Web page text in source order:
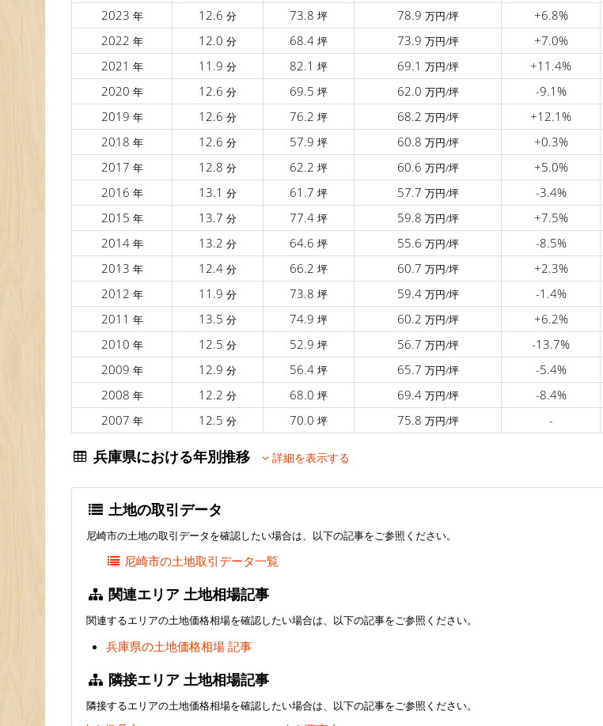
2023 年 12.6 分 73.8 坪 78.9 万円/坪 +6.8%
2022 年 12.0 分 68.4 坪 73.9 万円/坪 +7.0%
2021 年 11.9 分 82.1 坪 69.1 万円/坪 +11.4%
2020 年 12.6 分 69.5 坪 62.0 万円/坪 -9.1%
2019 年 12.6 分 76.2 坪 68.2 万円/坪 +12.1%
2018 年 12.6 分 57.9 坪 60.8 万円/坪 +0.3%
2017 年 12.8 分 62.2 坪 60.6 万円/坪 +5.0%
2016 年 13.1 分 61.7 坪 57.7 万円/坪 -3.4%
2015 年 13.7 分 77.4 坪 59.8 万円/坪 +7.5%
2014 年 13.2 分 64.6 坪 55.6 万円/坪 -8.5%
2013 年 12.4 分 66.2 坪 60.7 万円/坪 +2.3%
2012 年 11.9 分 73.8 坪 59.4 万円/坪 -1.4%
2011 年 13.5 分 74.9 坪 60.2 万円/坪 +6.2%
2010 年 12.5 分 52.9 坪 56.7 万円/坪 -13.7%
2009 年 12.9 分 56.4 坪 65.7 万円/坪 -5.4%
2008 年 12.2 分 68.0 坪 69.4 万円/坪 -8.4%
2007 年 12.5 分 70.0 坪 75.8 万円/坪 -
兵庫県における年別推移 詳細を表示する
土地の取引データ
尼崎市の土地の取引データを確認したい場合は、以下の記事をご参照ください。
尼崎市の土地取引データ一覧
関連エリア 土地相場記事
関連するエリアの土地価格相場を確認したい場合は、以下の記事をご参照ください。
兵庫県の土地価格相場 記事
隣接エリア 土地相場記事
隣接するエリアの土地価格相場を確認したい場合は、以下の記事をご参照ください。